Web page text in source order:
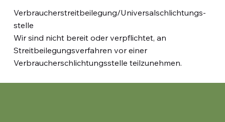
Verbraucher­streit­beilegung/Universal­schlichtungs­
stelle
Wir sind nicht bereit oder verpflichtet, an
Streitbeilegungsverfahren vor einer
Verbraucherschlichtungsstelle teilzunehmen.